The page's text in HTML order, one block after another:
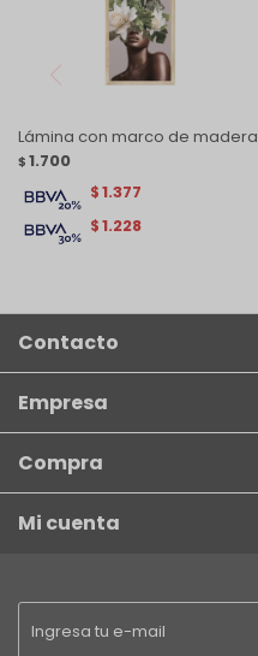
Lámina con marco de madera
$ 1.700
$1.228
$1.377
Contacto
Empresa
Compra
Mi cuenta